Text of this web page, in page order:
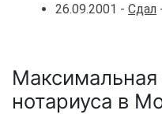
26.09.2001 - Сдал
Максимальная
нотариуса в